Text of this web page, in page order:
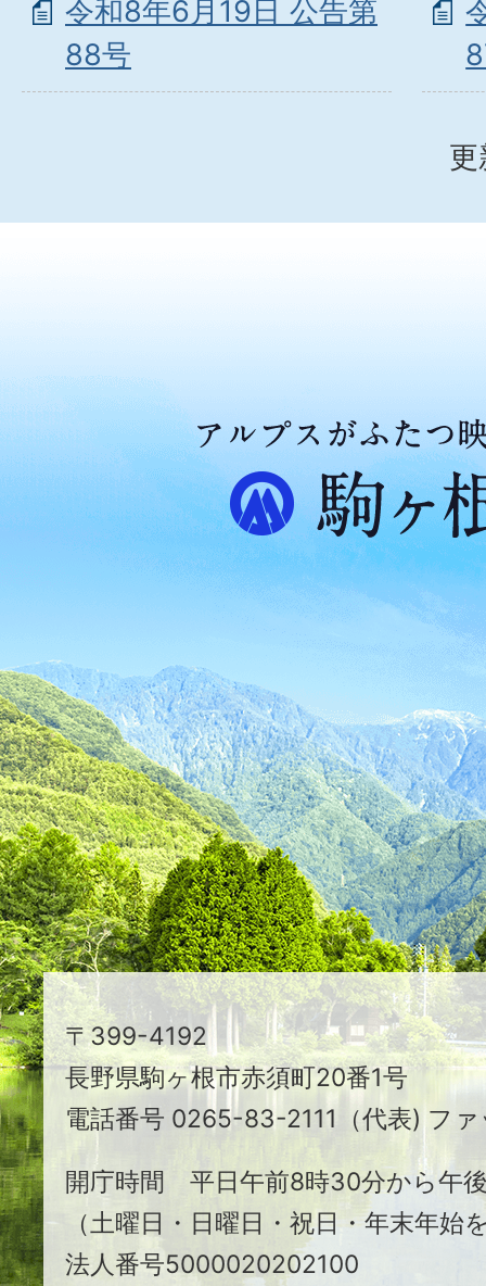
令和8年6月19日 公告第
88号
ア
ル
プ
ス
が
た
つ
映
え
る
ま
ち
駒
ヶ
根
市
〒399-4192
長野県駒ヶ根市赤須町20番1号
電話番号 0265-83-2111（代表) フ
開庁時間 平日午前8時30分から午
（土曜日・日曜日・祝日・年末年始
法人番号5000020202100